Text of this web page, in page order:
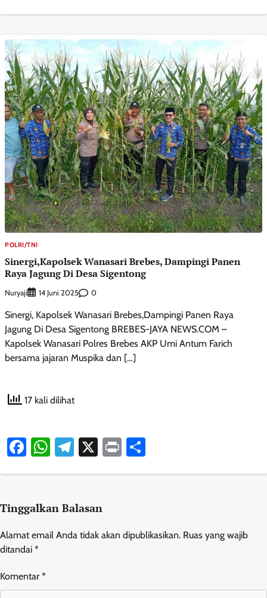
POLRI/TNI
Sinergi,Kapolsek Wanasari Brebes, Dampingi Panen
Raya Jagung Di Desa Sigentong
Nuryaji 14 Juni 2025 0
Sinergi, Kapolsek Wanasari Brebes,Dampingi Panen Raya
Jagung Di Desa Sigentong BREBES-JAYA NEWS.COM –
Kapolsek Wanasari Polres Brebes AKP Umi Antum Farich
bersama jajaran Muspika dan […]
17 kali dilihat
Facebook
WhatsApp
Telegram
X Print
Tinggalkan Balasan
Alamat email Anda tidak akan dipublikasikan. Ruas yang wajib
ditandai *
Komentar *